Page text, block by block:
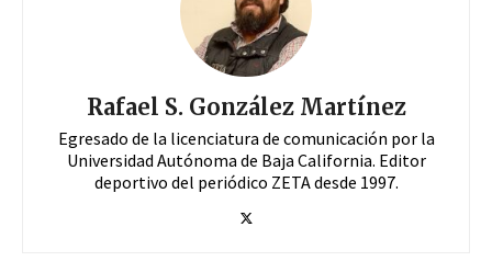
Rafael S. González Martínez
Egresado de la licenciatura de comunicación por la
Universidad Autónoma de Baja California. Editor
deportivo del periódico ZETA desde 1997.